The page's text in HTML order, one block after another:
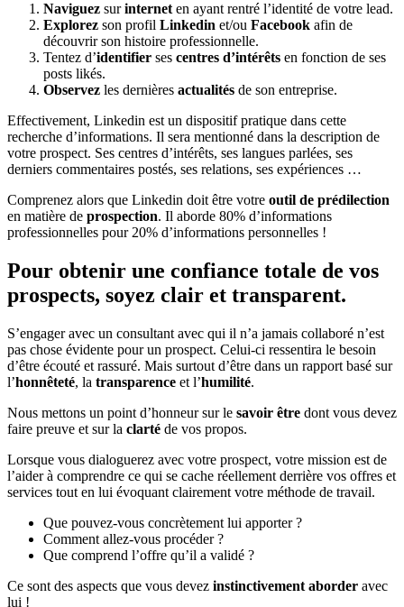
Naviguez surinternet en ayant rentré l’identité de votre lead.
Explorez son profil Linkedin et/ou Facebook afin de
découvrir son histoire professionnelle.
Tentez d’identifier ses centres d’intérêts en fonction de ses
posts likés.
Observez les dernières actualités de son entreprise.
Effectivement, Linkedin est un dispositif pratique dans cette
recherche d’informations. Il sera mentionné dans la description de
votre prospect. Ses centres d’intérêts, ses langues parlées, ses
derniers commentaires postés, ses relations, ses expériences …
Comprenez alors que Linkedin doit être votre outil de prédilection
en matière de prospection. Il aborde 80% d’informations
professionnelles pour 20% d’informations personnelles !
Pour obtenir une confiance totale de vos
prospects, soyez clair et transparent.
S’engager avec un consultant avec qui il n’a jamais collaboré n’est
pas chose évidente pour un prospect. Celui-ci ressentira le besoin
d’être écouté et rassuré. Mais surtout d’être dans un rapport basé sur
l’honnêteté, la transparence et l’humilité.
Nous mettons un point d’honneur sur le savoir être dont vous devez
faire preuve et sur la clarté de vos propos.
Lorsque vous dialoguerez avec votre prospect, votre mission est de
l’aider à comprendre ce qui se cache réellement derrière vos offres et
services tout en lui évoquant clairement votre méthode de travail.
Que pouvez-vous concrètement lui apporter ?
Comment allez-vous procéder ?
Que comprend l’offre qu’il a validé ?
Ce sont des aspects que vous devez instinctivement aborder avec
lui !